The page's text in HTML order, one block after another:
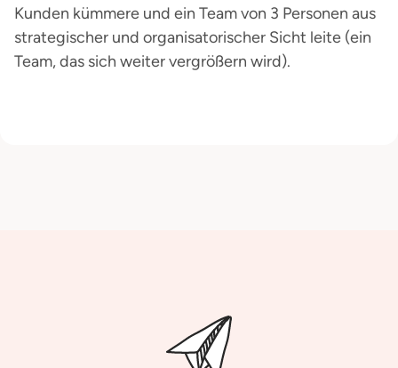
Kunden kümmere und ein Team von 3 Personen aus
strategischer und organisatorischer Sicht leite (ein
Team, das sich weiter vergrößern wird).